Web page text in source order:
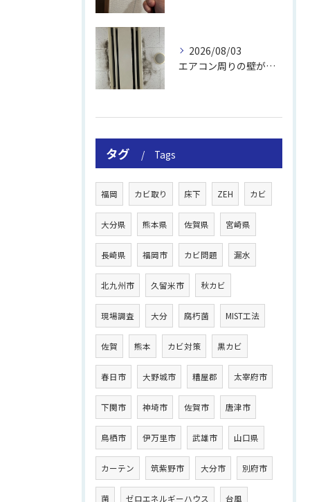
2026/08/03
エアコン周りの壁が結露しやすい理由
タグ Tags
福岡 カビ取り 床下 ZEH カビ
大分県 熊本県 佐賀県 宮崎県
長崎県 福岡市 カビ問題 漏水
北九州市 久留米市 秋カビ
現場調査 大分 腐朽菌 MIST工法
佐賀 熊本 カビ対策 黒カビ
春日市 大野城市 糟屋郡 太宰府市
下関市 神埼市 佐賀市 唐津市
鳥栖市 伊万里市 武雄市 山口県
カーテン 筑紫野市 大分市 別府市
菌 ゼロエネルギーハウス 台風